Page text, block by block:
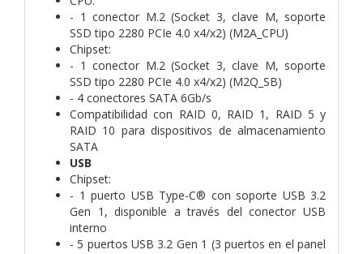
- 1 conector M.2 (Socket 3, clave M, soporte
SSD tipo 2280 PCIe 4.0 x4/x2) (M2A_CPU)
Chipset:
- 1 conector M.2 (Socket 3, clave M, soporte
SSD tipo 2280 PCIe 4.0 x4/x2) (M2Q_SB)
- 4 conectores SATA 6Gb/s
Compatibilidad con RAID 0, RAID 1, RAID 5 y
RAID 10 para dispositivos de almacenamiento
SATA
USB
Chipset:
- 1 puerto USB Type-C® con soporte USB 3.2
Gen 1, disponible a través del conector USB
interno
- 5 puertos USB 3.2 Gen 1 (3 puertos en el panel